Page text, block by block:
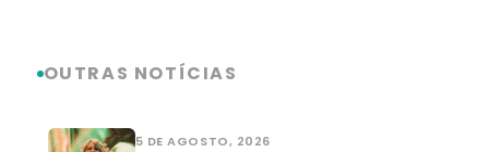
OUTRAS NOTÍCIAS
5 DE AGOSTO, 2026